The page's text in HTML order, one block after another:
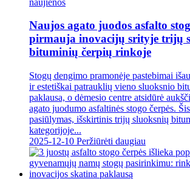
Naujos agato juodos asfalto
pirmauja inovacijų srityje trijų
bituminių čerpių rinkoje
Stogų dengimo pramonėje pastebimai
ir estetiškai patrauklių vieno sluoksnio
paklausa, o dėmesio centre atsidūrė
agato juodumo asfaltinės stogo čerpės.
pasiūlymas, išskirtinis trijų sluoksnių
kategorijoje...
2025-12-10 Peržiūrėti daugiau